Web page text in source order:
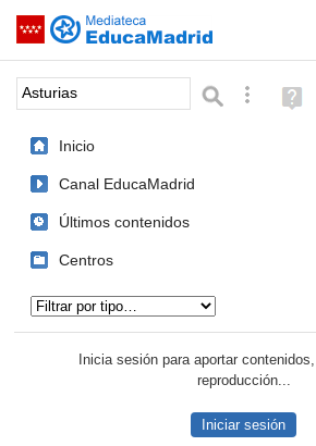
Saltar navegación
Palabra o frase: BúsquedaAyuda
(en
Inicio
Canal EducaMadrid
Últimos contenidos
Centros
Inicia sesión para aportar
reproducción...
Iniciar sesión